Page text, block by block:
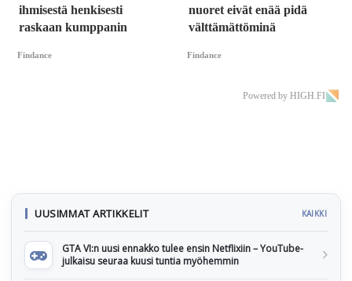
ihmisestä henkisesti
raskaan kumppanin
Findance
nuoret eivät enää pidä
välttämättöminä
Findance
Powered by HIGH.FI
UUSIMMAT ARTIKKELIT KAIKKI
GTA VI:n uusi ennakko tulee ensin Netflixiin – YouTube-
julkaisu seuraa kuusi tuntia myöhemmin